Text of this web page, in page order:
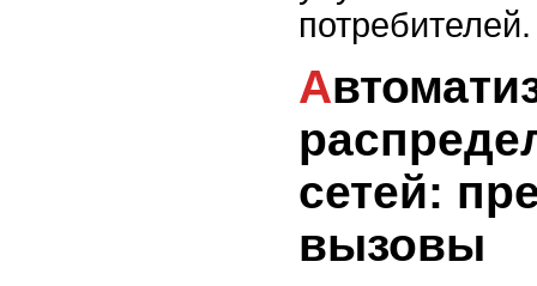
потребителей.
Автоматизация
сетей:
вызовы